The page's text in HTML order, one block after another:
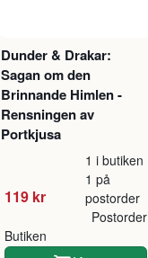
Dunder & Drakar:
Sagan om den
Brinnande Himlen -
Rensningen av
Portkjusa
119 kr
1 i butiken
1 på
postorder
Butiken
Postorder